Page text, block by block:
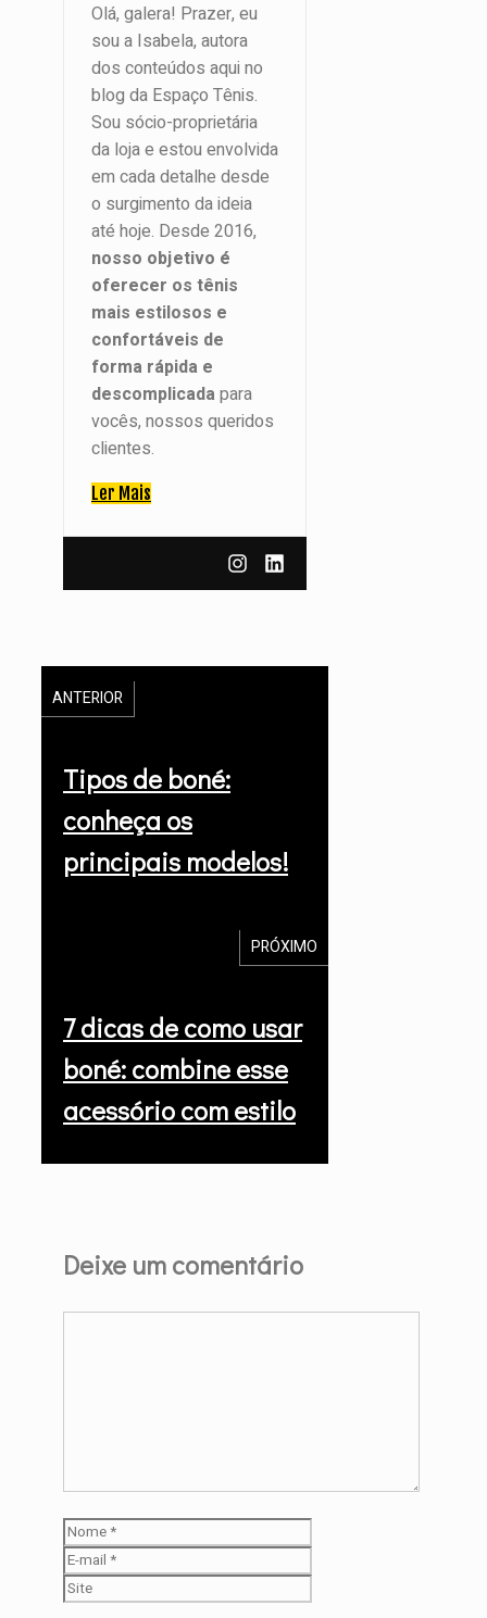
Olá, galera! Prazer, eu
sou a Isabela, autora
dos conteúdos aqui no
blog da Espaço Tênis.
Sou sócio-proprietária
da loja e estou envolvida
em cada detalhe desde
o surgimento da ideia
até hoje. Desde 2016,
nosso objetivo é
oferecer os tênis
mais estilosos e
confortáveis de
forma rápida e
descomplicadapara
vocês, nossos queridos
clientes.
Ler Mais
ANTERIOR
Tipos de boné:
conheça os
principais modelos!
PRÓXIMO
7 dicas de como usar
boné: combine esse
acessório com estilo
Deixe um comentário
Nome
E-
mail
Site